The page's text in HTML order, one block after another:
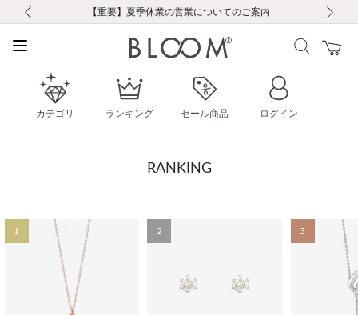
お修理・アフターサービスのご案内
【重要】令和８年熊本地震に伴う集配への影響について
【重要】ギフトラッピング料金改定および仕様変更のお知らせ
【重要】夏季休業の営業についてのご案内
税込5,500円以上で送料無料｜最短24時間以内に発送
新規会員登録で1000ポイントプレゼント！
新規LINE友だち登録で500円クーポンプレゼント
会員限定！レビュー投稿で100ポイントプレゼント
お修理・アフターサービスのご案内
【重要】令和８年熊本地震に伴う集配への影響について
カテゴリ ランキング セール商品 ログイン
RANKING
1 2 3